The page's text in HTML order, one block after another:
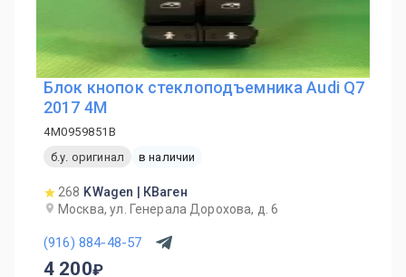
Блок кнопок стеклоподъемника Audi Q7
2017 4M
4M0959851B
б.у. оригинал
в наличии
268 KWagen | КВаген
Москва, ул. Генерала Дорохова, д. 6
(916) 884-48-57
4 200